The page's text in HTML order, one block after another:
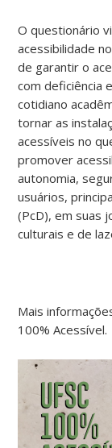
O questionário
acessibilidade
de garantir o
com deficiência
cotidiano
tornar as
acessíveis no
promover
autonomia,
usuários,
(PcD), em suas
culturais e de
Mais
100% Acessível.